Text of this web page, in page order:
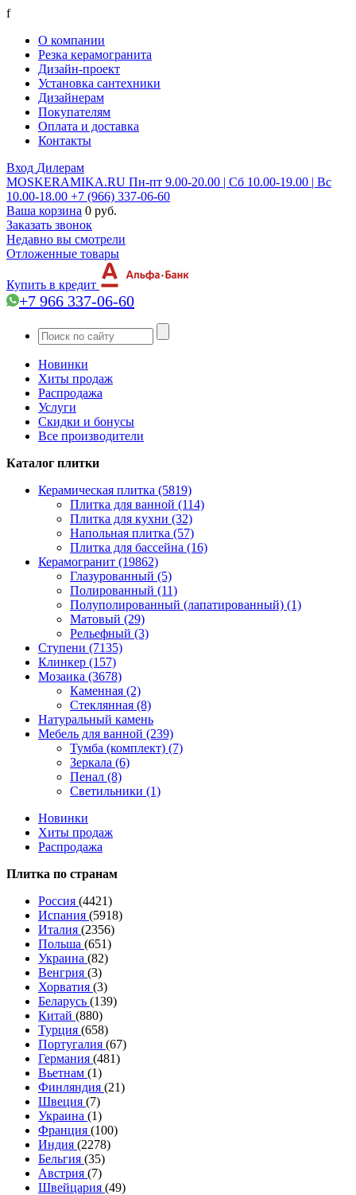
f
О компании
Резка керамогранита
Дизайн-проект
Установка сантехники
Дизайнерам
Покупателям
Оплата и доставка
Контакты
Вход Дилерам
MOSKERAMIKA.RU Пн-пт 9.00-20.00 | Сб 10.00-19.00 | Вс
10.00-18.00 +7 (966) 337-06-60
Ваша корзина 0 руб.
Заказать звонок
Недавно вы смотрели
Отложенные товары
Купить в кредит
+7 966 337-06-60
Новинки
Хиты продаж
Распродажа
Услуги
Скидки и бонусы
Все производители
Каталог плитки
Керамическая плитка (5819)
Плитка для ванной (114)
Плитка для кухни (32)
Напольная плитка (57)
Плитка для бассейна (16)
Керамогранит (19862)
Глазурованный (5)
Полированный (11)
Полуполированный (лапатированный) (1)
Матовый (29)
Рельефный (3)
Ступени (7135)
Клинкер (157)
Мозаика (3678)
Каменная (2)
Стеклянная (8)
Натуральный камень
Мебель для ванной (239)
Тумба (комплект) (7)
Зеркала (6)
Пенал (8)
Светильники (1)
Новинки
Хиты продаж
Распродажа
Плитка по странам
Россия (4421)
Испания (5918)
Италия (2356)
Польша (651)
Украина (82)
Венгрия (3)
Хорватия (3)
Беларусь (139)
Китай (880)
Турция (658)
Португалия (67)
Германия (481)
Вьетнам (1)
Финляндия (21)
Швеция (7)
Украина (1)
Франция (100)
Индия (2278)
Бельгия (35)
Австрия (7)
Швейцария (49)